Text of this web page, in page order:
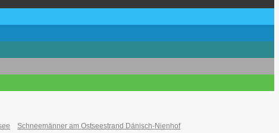
Schneemänner am Ostseestrand Dänisch-Nienhof